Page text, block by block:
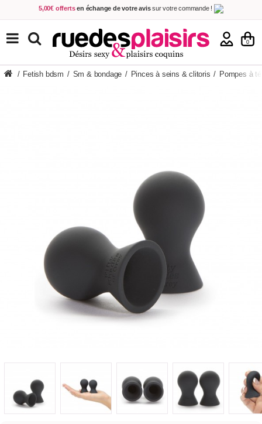
5,00€ offerts en échange de votre avissur votre commande !
Achetez aujourd'hui. Décidez quand payer !
Livraison en 48h
au prix de 2,90 € ! (Offerte dès 69,00€ d'achat)
0
TOUS NOS PRODUITS
/ Fetish bdsm / Sm & bondage / Pinces à seins & clitoris / Pompes à